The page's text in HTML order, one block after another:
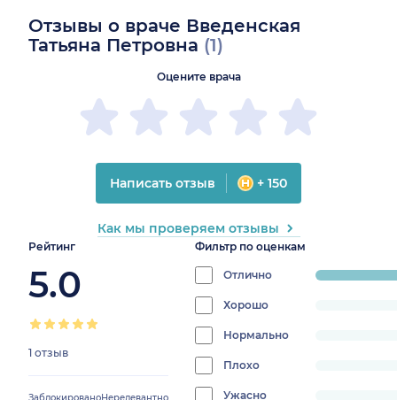
Отзывы о враче Введенская
Татьяна Петровна (1)
Рейтинг
5.0
1 отзыв
ЗаблокированоНерелевантно
Фильтр по оценкам
Отлично
progress:
Хорошо
0%
Нормально
0%
Плохо
0%
Ужасно
Оцените врача
Написать отзыв + 150
Как мы проверяем отзывы